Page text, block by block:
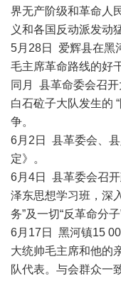
界无产阶级和革命人
义和各国反动派发动
5月28日 爱辉县在黑
毛主席革命路线的好
同月 县革命委会召
白石砬子大队发生的
争。
6月2日 县革委会、
定》。
6月4日 县革委会召
泽东思想学习班，深
务”及一切“反革命分子”
6月17日 黑河镇15
大统帅毛主席和他的
队代表。与会群众一